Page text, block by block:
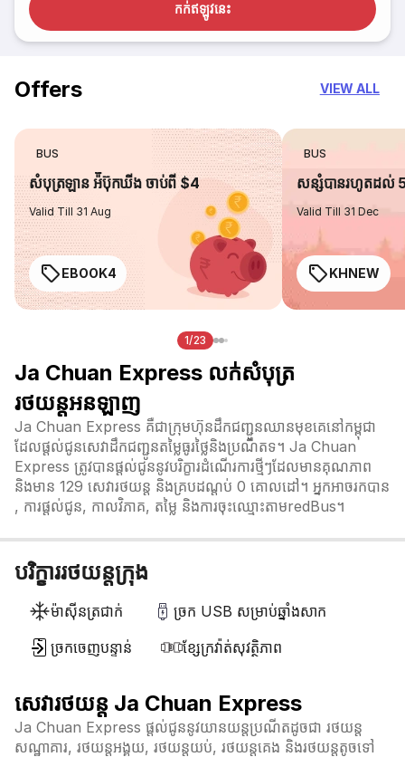
កក់​ឥឡូវនេះ
Offers VIEW ALL
BUS
សំបុត្រឡាន អ៉ីប៊ុកឃីង ចាប់ពី $4
Valid Till 31 Aug
EBOOK4
BUS
សន្សំបានរហូតដល់
Valid Till 31 Dec
KHNEW
1/23
Ja Chuan Express លក់សំបុត្រ
រថយន្តអនឡាញ
Ja Chuan Express គឺជាក្រុមហ៊ុនដឹកជញ្ជូនឈានមុខគេនៅកម្ពុជា
ដែលផ្តល់ជូនសេវាដឹកជញ្ជូនតម្លៃធូរថ្លៃនិងប្រណីតទ។ Ja Chuan
Express ត្រូវបានផ្តល់ជូននូវបរិក្ខារដំណើរការថ្មីៗដែលមានគុណភាព
និងមាន 129 សេវារថយន្ត និងគ្របដណ្តប់ 0 គោលដៅ។ អ្នកអាចរកបាន
, ការផ្តល់ជូន, កាលវិភាគ, តម្លៃ និងការចុះឈ្មោះតាមredBus។
បរិក្ខាររថយន្តក្រុង
ម៉ាស៊ីនត្រជាក់
ច្រក USB សម្រាប់ឆ្នាំងសាក
ច្រកចេញបន្ទាន់
ខ្សែក្រវ៉ាត់សុវត្ថិភាព
សេវារថយន្ត Ja Chuan Express
Ja Chuan Express ផ្តល់ជូននូវយានយន្តប្រណីតដូចជា រថយន្ត
សណ្ឋាគារ, រថយន្តអង្គុយ, រថយន្តយប់, រថយន្តគេង និងរថយន្តតូចទៅ